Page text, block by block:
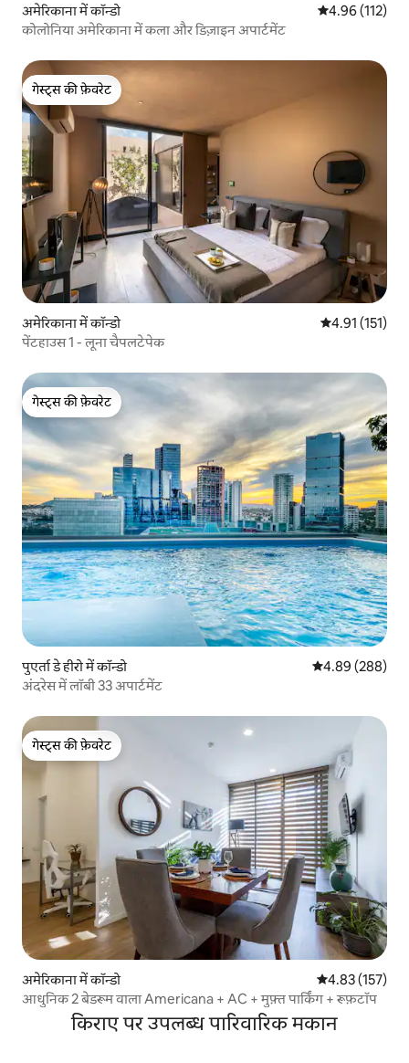
अमेरिकाना में कॉन्डो औसत रेटिंग 5 में से
4.96 (112)
कोलोनिया अमेरिकाना में कला और डिज़ाइन अपार्टमेंट
गेस्ट्स की फ़ेवरेट
गेस्ट्स की फ़ेवरेट
अमेरिकाना में कॉन्डो औसत रेटिंग 5 में से
4.91 (151)
पेंटहाउस 1 - लूना चैपलटेपेक
गेस्ट्स की फ़ेवरेट
गेस्ट्स की फ़ेवरेट
पुएर्ता डे हीरो में कॉन्डो औसत रेटिंग 5 में से
4.89 (288)
अंदरेस में लॉबी 33 अपार्टमेंट
गेस्ट्स की फ़ेवरेट
गेस्ट्स की फ़ेवरेट
अमेरिकाना में कॉन्डो औसत रेटिंग 5 में से
4.83 (157)
आधुनिक 2 बेडरूम वाला Americana + AC + मुफ़्त पार्किंग + रूफ़टॉप
किराए पर उपलब्ध पारिवारिक मकान